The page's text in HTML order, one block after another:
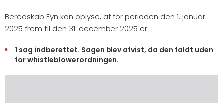
Beredskab Fyn kan oplyse, at for perioden den 1. januar
2025 frem til den 31. december 2025 er:
1 sag indberettet. Sagen blev afvist, da den faldt uden
for whistleblowerordningen.